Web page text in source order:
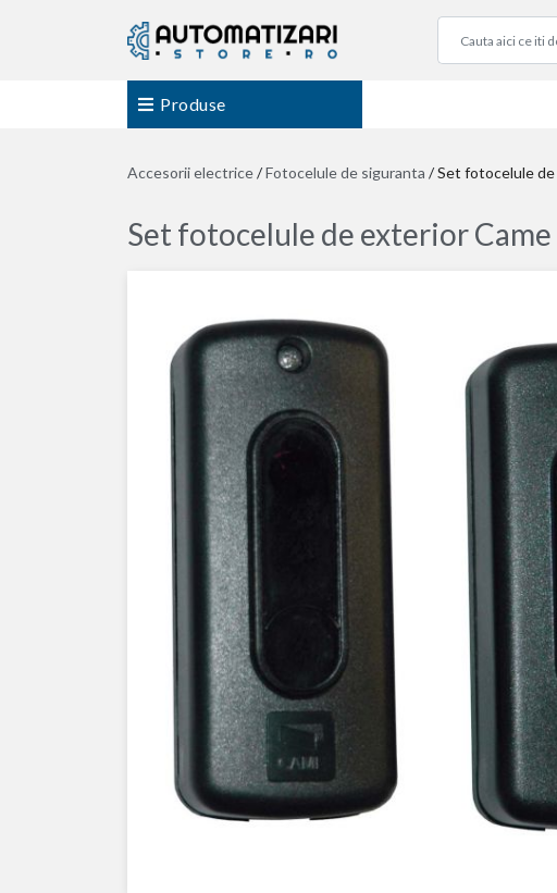
Produse
Accesorii electrice/Fotocelule de siguranta /Set fotocelule de
Set fotocelule de exterior